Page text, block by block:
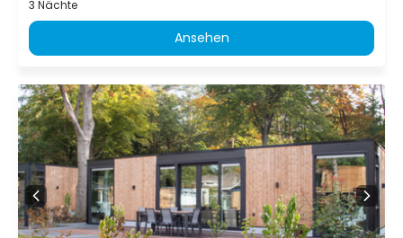
3 Nächte
Ansehen